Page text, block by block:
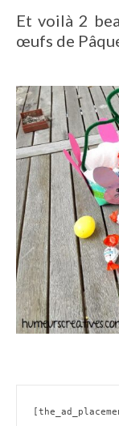
Et voilà 2
œufs de